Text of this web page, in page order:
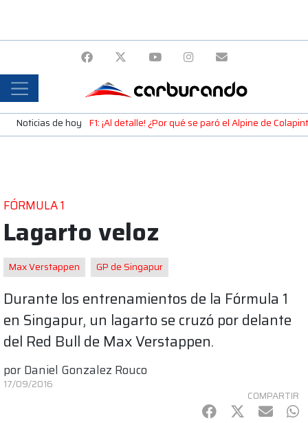
Noticias de hoy F1: ¡Al detalle! ¿Por qué se paró el Alpine de
FÓRMULA 1
Lagarto veloz
Max Verstappen GP de Singapur
Durante los entrenamientos de la Fórmula 1
en Singapur, un lagarto se cruzó por delante
del Red Bull de Max Verstappen.
por Daniel Gonzalez Rouco
17/09/2016
COMPARTIR
Facebook
Twitter
mail